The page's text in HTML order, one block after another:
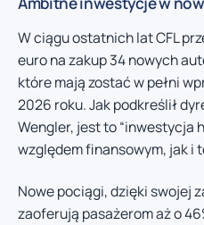
W ciągu ostatnich lat CFL
euro na zakup 34 nowych
które mają zostać w pełni
2026 roku. Jak podkreślił
Wengler, jest to “inwestycja
względem finansowym, jak i
Nowe pociągi, dzięki swojej
zaoferują pasażerom aż o